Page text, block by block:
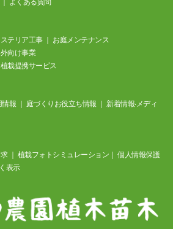
よくある質問
ステリア⼯事｜ お庭メンテナンス
外向け事業
植栽提携サービス
情報 庭づくりお役立ち情報 新着情報‧メディ
｜ 植栽フォトシミュレーション ｜個⼈情報保護
表⽰